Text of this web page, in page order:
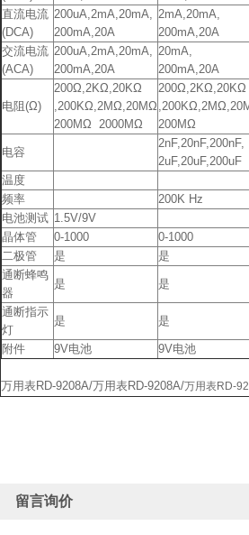
直流电流
(DCA)
200uA,2mA,20mA,
200mA,20A
2mA,20mA,
200mA,20A
交流电流
(ACA)
200uA,2mA,20mA,
200mA,20A
20mA,
200mA,20A
电阻(Ω)
200Ω,2KΩ,20KΩ
,200KΩ,2MΩ,20MΩ
200MΩ 2000MΩ
200Ω,2KΩ,20KΩ
200MΩ
电容
2nF,20nF,200nF,
2uF,20uF,200uF
温度
频率
200K Hz
电池测试 1.5V/9V
晶体管
0-1000 0-1000
二极管
是 是
通断蜂鸣
器
是 是
通断指示
灯
是 是
附件 9V电池 9V电池
万用表RD-9208A/万用表RD-9208A/万用表RD-
留言询价